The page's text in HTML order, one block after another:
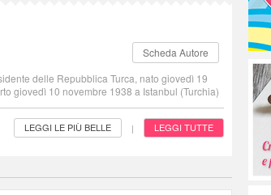
Scheda Autore
delle Repubblica Turca, nato giovedì 19
giovedì 10 novembre 1938 a Istanbul (Turchia)
LEGGI LE PIÙ BELLE | LEGGI TUTTE